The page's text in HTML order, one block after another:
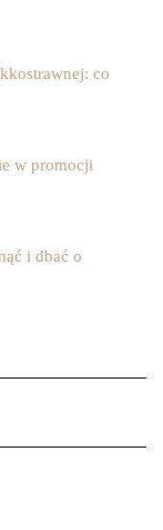
co
w promocji
i dbać o